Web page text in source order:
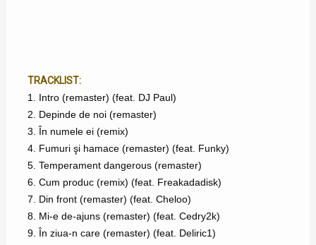
TRACKLIST:
1. Intro (remaster) (feat. DJ Paul)
2. Depinde de noi (remaster)
3. În numele ei (remix)
4. Fumuri şi hamace (remaster) (feat. Funky)
5. Temperament dangerous (remaster)
6. Cum produc (remix) (feat. Freakadadisk)
7. Din front (remaster) (feat. Cheloo)
8. Mi-e de-ajuns (remaster) (feat. Cedry2k)
9. În ziua-n care (remaster) (feat. Deliric1)